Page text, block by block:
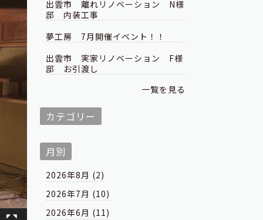
出雲市 離れリノベーション N様
邸 内装工事
夢工房 7月開催イベント！！
出雲市 実家リノベーション F様
邸 お引渡し
一覧を見る
カテゴリー
月別
2026年8月 (2)
2026年7月 (10)
2026年6月 (11)